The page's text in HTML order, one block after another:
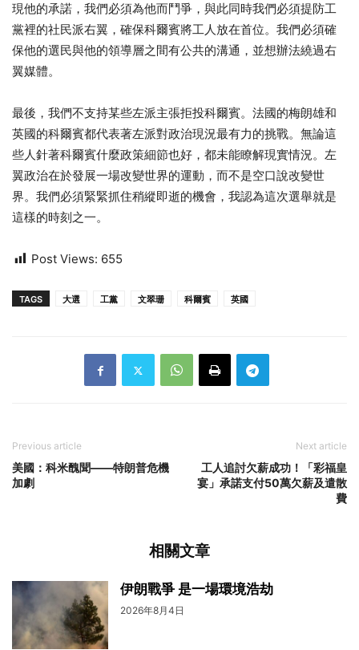
現他的承諾，我們必須為他而鬥爭，與此同時我們必須提防工
黨裡的社民派右翼，確保科爾賓將工人放在首位。我們必須確
保他的選民與他的領導層之間有公共的溝通，並想辦法繞過右
翼媒體。
最後，我們不支持某些左派主張拒投科爾賓。法國的梅朗雄和
英國的科爾賓都代表著左派對政治現況最有力的挑戰。無論這
些人針著科爾賓什麼政策細節也好，都未能瞭解現實情況。左
翼政治在於發展一場改變世界的運動，而不是空口說改變世
界。我們必須緊緊抓住稍縱即逝的機會，我認為這次選舉就是
這樣的時刻之一。
Post Views: 655
TAGS 大選 工黨 文翠珊 科爾賓 英國
Previous article
美國：科米醜聞——特朗普危機
加劇
Next article
工人追討欠薪成功！「彩福皇
宴」承諾支付50萬欠薪及遣散
費
相關文章
伊朗戰爭 是一場環境浩劫
2026年8月4日